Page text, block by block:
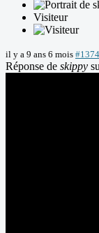
Visiteur
il y a 9 ans 6 mois
Réponse de skippy